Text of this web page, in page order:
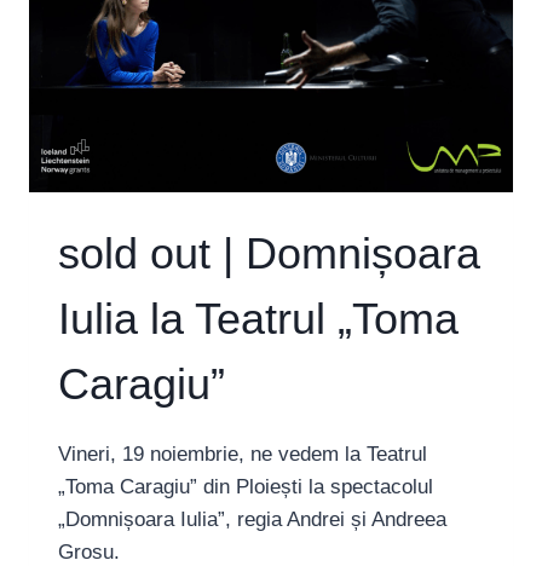
sold out | Domnișoara
Iulia la Teatrul „Toma
Caragiu”
Vineri, 19 noiembrie, ne vedem la Teatrul
„Toma Caragiu” din Ploiești la spectacolul
„Domnișoara Iulia”, regia Andrei și Andreea
Grosu.